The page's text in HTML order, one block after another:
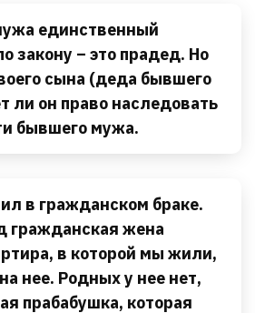
единственный
закону – это прадед. Но
сына (деда бывшего
ли он право наследовать
бывшего мужа.
в гражданском браке.
гражданская жена
в которой мы жили,
нее. Родных у нее нет,
прабабушка, которая